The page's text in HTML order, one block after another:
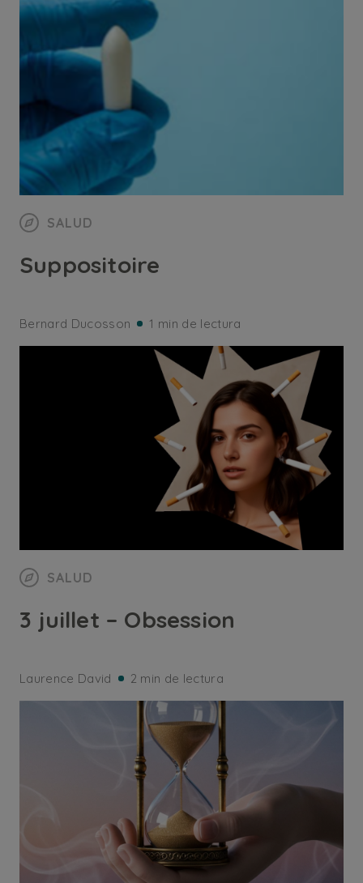
SALUD
Suppositoire
Bernard Ducosson 1 min de lectura
SALUD
3 juillet – Obsession
Laurence David 2 min de lectura